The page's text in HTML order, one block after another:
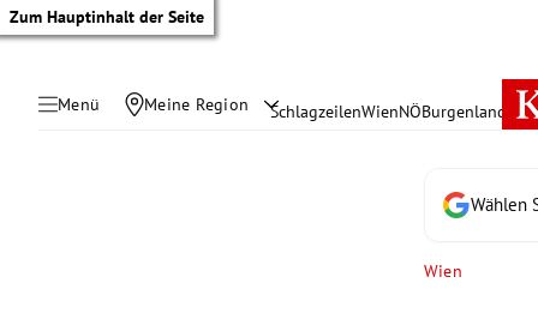
Zum Hauptinhalt der Seite
Menü Meine Region SchlagzeilenWienNÖBurgenland
Wählen
Wien